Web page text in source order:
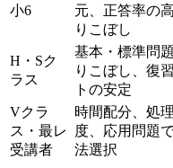
小6
元、正答率の
りこぼし
H・Sク
ラス
基本・標準問
りこぼし、復
トの安定
Vクラ
ス・最レ
受講者
時間配分、処
度、応用問題
法選択